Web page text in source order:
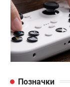
Позначки